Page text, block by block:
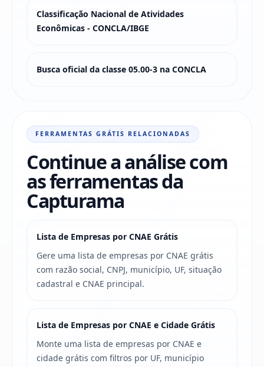
Classificação Nacional de Atividades
Econômicas - CONCLA/IBGE
Busca oficial da classe 05.00-3 na CONCLA
FERRAMENTAS GRÁTIS RELACIONADAS
Continue a análise com
as ferramentas da
Capturama
Lista de Empresas por CNAE Grátis
Gere uma lista de empresas por CNAE grátis
com razão social, CNPJ, município, UF, situação
cadastral e CNAE principal.
Lista de Empresas por CNAE e Cidade Grátis
Monte uma lista de empresas por CNAE e
cidade grátis com filtros por UF, município